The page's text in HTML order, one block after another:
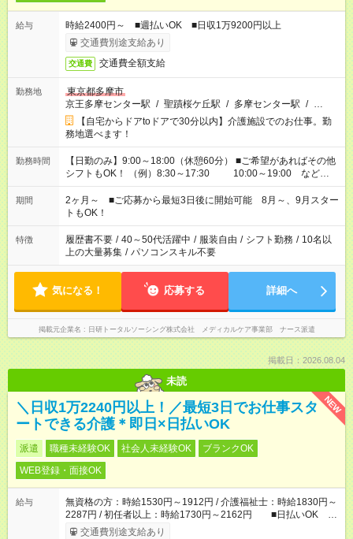
給与
時給2400円～ ■週払いOK ■日収1万9200円以上
交通費別途支給あり
交通費 交通費全額支給
勤務地
東京都多摩市
京王多摩センター駅 / 聖蹟桜ケ丘駅 / 多摩センター駅 / …
【自宅からドアtoドアで30分以内】介護施設でのお仕事。勤
務地選べます！
勤務時間
【日勤のみ】9:00～18:00（休憩60分） ■ご希望があればその他
シフトもOK！ （例）8:30～17:30 10:00～19:00 など
「家族とお休みを合わせたい」 「できれば残業はしたくない」
など、あなたのご希望に沿ったお仕事をご紹介します！ ※Wワ
ーク希望の方へ 今ご覧のお仕事で希望する勤務時間と、もう1つ
のお仕事の勤務時間。 合計で週40時間を超える場合は応募でき
ません
期間
2ヶ月～ ■ご応募から最短3日後に開始可能 8月～、9月スター
トもOK！
特徴 履歴書不要 / 40～50代活躍中 / 服装自由 / シフト勤務 / 10名以
上の大量募集 / パソコンスキル不要
気になる！ 応募する 詳細へ
掲載元企業名 日研トータルソーシング株式会社 メディカルケア事業部 ナース派遣
掲載日：2026.08.04
未読
NEW
＼日収1万2240円以上！／最短3日でお仕事スタ
ートできる介護＊即日×日払いOK
派遣 職種未経験OK 社会人未経験OK
ブランクOK
WEB登録・面接OK
給与
無資格の方：時給1530円～1912円 / 介護福祉士：時給1830円～
2287円 / 初任者以上：時給1730円～2162円 ■日払いOK ■
日収例：1万2240円（時給1530円×8h）
交通費別途支給あり